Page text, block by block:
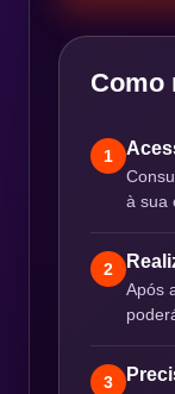
Como
1
à sua
2
Após
3